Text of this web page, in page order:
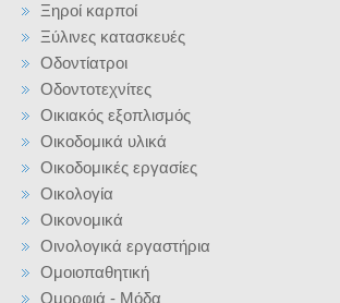
Ξηροί καρποί
Ξύλινες κατασκευές
Οδοντίατροι
Οδοντοτεχνίτες
Οικιακός εξοπλισμός
Οικοδομικά υλικά
Οικοδομικές εργασίες
Οικολογία
Οικονομικά
Οινολογικά εργαστήρια
Ομοιοπαθητική
Ομορφιά - Μόδα